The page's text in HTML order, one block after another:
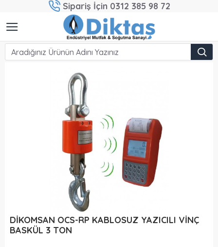
Sipariş İçin 0312 385 98 72
DİKOMSAN OCS-RP KABLOSUZ YAZICILI VİNÇ
BASKÜL 3 TON